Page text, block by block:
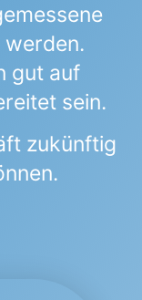
gut auf
sein.
zukünftig